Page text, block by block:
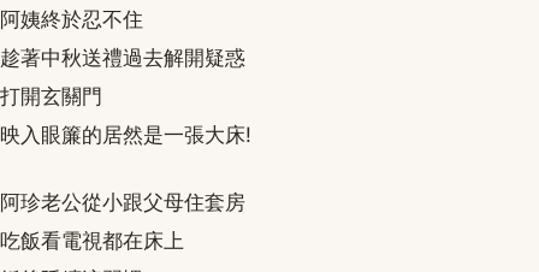
阿姨終於忍不住
趁著中秋送禮過去解開疑惑
打開玄關門
映入眼簾的居然是一張大床!
阿珍老公從小跟父母住套房
吃飯看電視都在床上